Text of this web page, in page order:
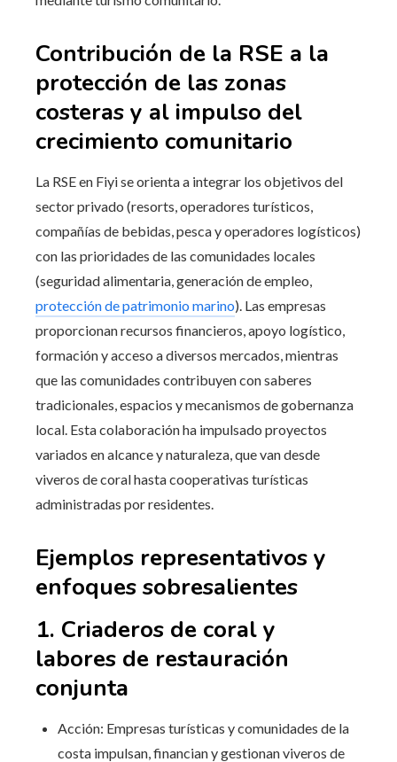
Contribución de la RSE a la
protección de las zonas
costeras y al impulso del
crecimiento comunitario
La RSE en Fiyi se orienta a integrar los objetivos del
sector privado (resorts, operadores turísticos,
compañías de bebidas, pesca y operadores logísticos)
con las prioridades de las comunidades locales
(seguridad alimentaria, generación de empleo,
protección de patrimonio marino). Las empresas
proporcionan recursos financieros, apoyo logístico,
formación y acceso a diversos mercados, mientras
que las comunidades contribuyen con saberes
tradicionales, espacios y mecanismos de gobernanza
local. Esta colaboración ha impulsado proyectos
variados en alcance y naturaleza, que van desde
viveros de coral hasta cooperativas turísticas
administradas por residentes.
Ejemplos representativos y
enfoques sobresalientes
1. Criaderos de coral y
labores de restauración
conjunta
Acción: Empresas turísticas y comunidades de la
costa impulsan, financian y gestionan viveros de